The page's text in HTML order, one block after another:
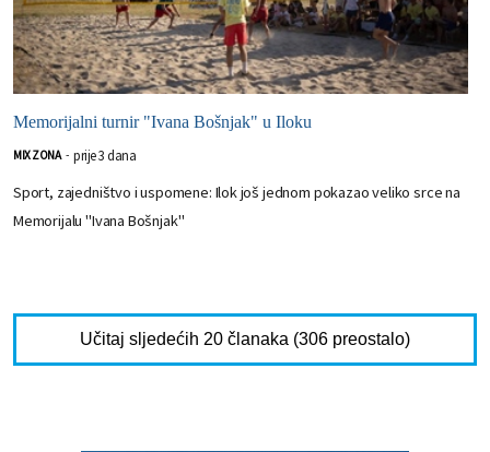
Memorijalni turnir "Ivana Bošnjak" u Iloku
MIX ZONA - prije 3 dana
Sport, zajedništvo i uspomene: Ilok još jednom pokazao veliko srce na
Memorijalu "Ivana Bošnjak"
Učitaj sljedećih 20 članaka (306 preostalo)